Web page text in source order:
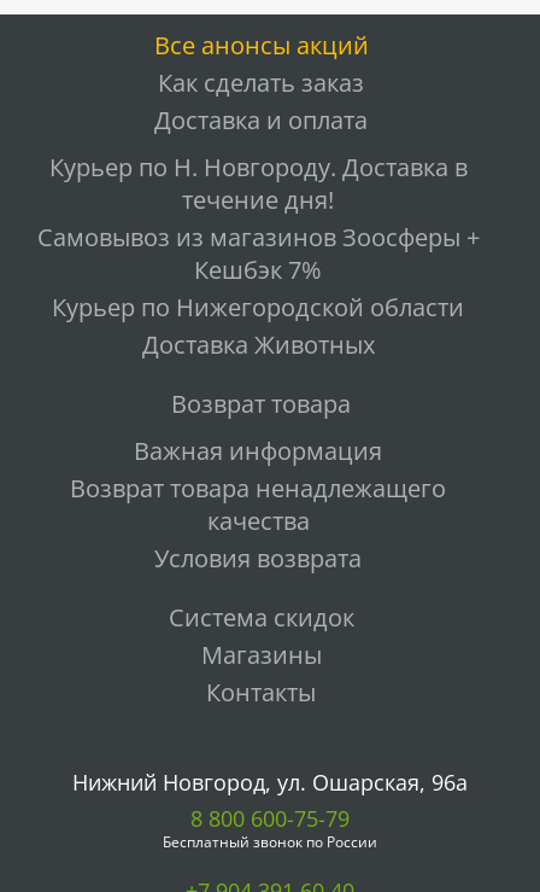
Все анонсы акций
Как сделать заказ
Доставка и оплата
Курьер по Н. Новгороду. Доставка в
течение дня!
Самовывоз из магазинов Зоосферы +
Кешбэк 7%
Курьер по Нижегородской области
Доставка Животных
Возврат товара
Важная информация
Возврат товара ненадлежащего
качества
Условия возврата
Система скидок
Магазины
Контакты
Нижний Новгород, ул. Ошарская, 96а
8 800 600-75-79
Бесплатный звонок по России